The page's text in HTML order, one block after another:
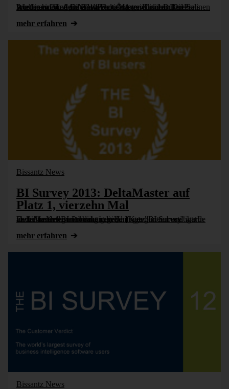
Wieder ein Sieg für einen DeltaMaster-Kunden: Die Salinen Austria haben den "Best Practice Award" für Business Intelligence und Data Warehousing gewonnen. Der Preis wurde am 24. April 2014 vom Öster­reichischen [...]
mehr erfahren
Bissantz News
BI Survey 2013: DeltaMaster auf
Platz 1, vierzehn Mal
In der herstellerunabhängigen Umfrage "BI Survey" hat DeltaMaster erneut hervorragend abgeschnitten und wurde als führendes BI-Produkt in vielen Kategorien bestätigt. In vierzehn Kategorien sahen die [...]
mehr erfahren
Bissantz News